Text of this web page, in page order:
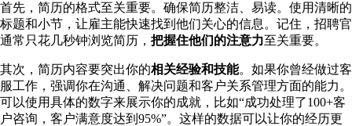
首先，简历的格式至关重要。确保简历整洁、易读。使用清晰的
标题和小节，让雇主能快速找到他们关心的信息。记住，招聘官
通常只花几秒钟浏览简历， 把握住他们的注意力至关重要。
其次，简历内容要突出你的相关经验和技能。如果你曾经做过客
服工作，强调你在沟通、解决问题和客户关系管理方面的能力。
可以使用具体的数字来展示你的成就，比如“成功处理了100+客
户咨询，客户满意度达到95%”。这样的数据可以让你的经历更